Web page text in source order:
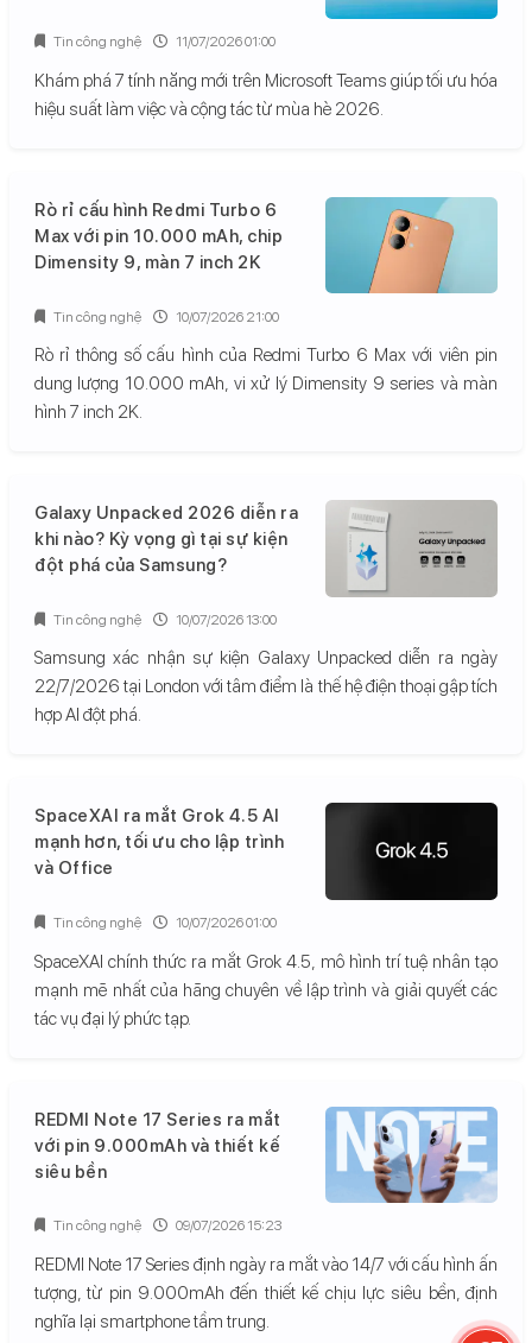
Khám phá 7 tính năng mới trên Microsoft Teams giúp tối ưu hóa
hiệu suất làm việc và cộng tác từ mùa hè 2026.
Tin công nghệ 11/07/2026 01:00
Rò rỉ cấu hình Redmi Turbo 6
Max với pin 10.000 mAh, chip
Dimensity 9, màn 7 inch 2K
Rò rỉ thông số cấu hình của Redmi Turbo 6 Max với viên pin
dung lượng 10.000 mAh, vi xử lý Dimensity 9 series và màn
hình 7 inch 2K.
Tin công nghệ 10/07/2026 21:00
Galaxy Unpacked 2026 diễn ra
khi nào? Kỳ vọng gì tại sự kiện
đột phá của Samsung?
Samsung xác nhận sự kiện Galaxy Unpacked diễn ra ngày
22/7/2026 tại London với tâm điểm là thế hệ điện thoại gập tích
hợp AI đột phá.
Tin công nghệ 10/07/2026 13:00
SpaceXAI ra mắt Grok 4.5 AI
mạnh hơn, tối ưu cho lập trình
và Office
SpaceXAI chính thức ra mắt Grok 4.5, mô hình trí tuệ nhân tạo
mạnh mẽ nhất của hãng chuyên về lập trình và giải quyết các
tác vụ đại lý phức tạp.
Tin công nghệ 10/07/2026 01:00
REDMI Note 17 Series ra mắt
với pin 9.000mAh và thiết kế
siêu bền
REDMI Note 17 Series định ngày ra mắt vào 14/7 với cấu hình ấn
tượng, từ pin 9.000mAh đến thiết kế chịu lực siêu bền, định
nghĩa lại smartphone tầm trung.
Tin công nghệ 09/07/2026 15:23